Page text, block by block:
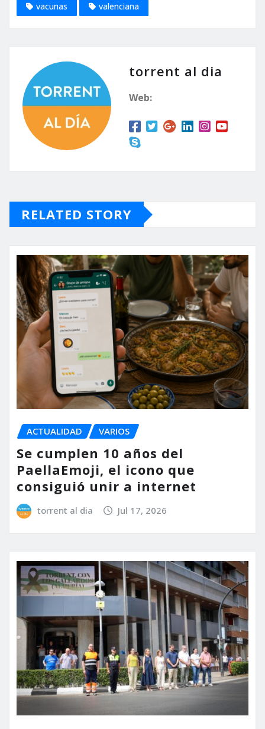
vacunas
valenciana
torrent al dia
Web:
RELATED STORY
ACTUALIDAD VARIOS
Se cumplen 10 años del
PaellaEmoji, el icono que
consiguió unir a internet
torrent al dia Jul 17, 2026